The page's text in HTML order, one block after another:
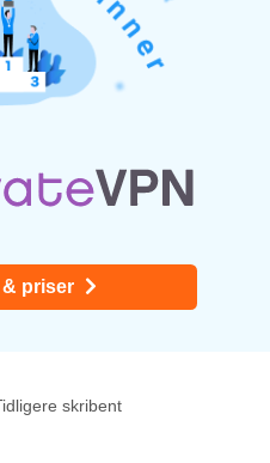
priser
skribent